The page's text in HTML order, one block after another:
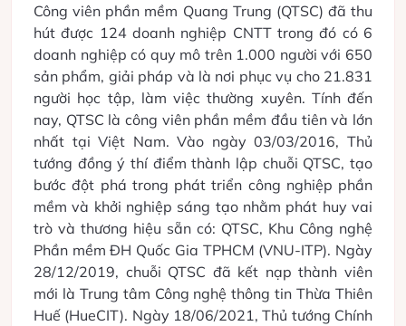
Công viên phần mềm Quang Trung (QTSC) đã thu
hút được 124 doanh nghiệp CNTT trong đó có 6
doanh nghiệp có quy mô trên 1.000 người với 650
sản phẩm, giải pháp và là nơi phục vụ cho 21.831
người học tập, làm việc thường xuyên. Tính đến
nay, QTSC là công viên phần mềm đầu tiên và lớn
nhất tại Việt Nam. Vào ngày 03/03/2016, Thủ
tướng đồng ý thí điểm thành lập chuỗi QTSC, tạo
bước đột phá trong phát triển công nghiệp phần
mềm và khởi nghiệp sáng tạo nhằm phát huy vai
trò và thương hiệu sẵn có: QTSC, Khu Công nghệ
Phần mềm ĐH Quốc Gia TPHCM (VNU-ITP). Ngày
28/12/2019, chuỗi QTSC đã kết nạp thành viên
mới là Trung tâm Công nghệ thông tin Thừa Thiên
Huế (HueCIT). Ngày 18/06/2021, Thủ tướng Chính